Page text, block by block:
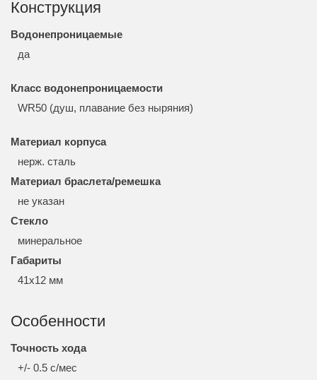
Конструкция
Водонепроницаемые
да
Класс водонепроницаемости
WR50 (душ, плавание без ныряния)
Материал корпуса
нерж. сталь
Материал браслета/ремешка
не указан
Стекло
минеральное
Габариты
41x12 мм
Особенности
Точность хода
+/- 0.5 с/мес